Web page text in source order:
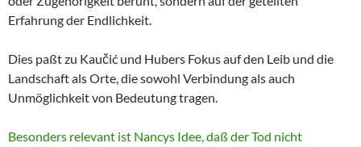
Erfahrung der Endlichkeit.
Dies paßt zu Kaučić und Hubers Fokus auf den Leib und die
Landschaft als Orte, die sowohl Verbindung als auch
Unmöglichkeit von Bedeutung tragen.
Besonders relevant ist Nancys Idee, daß der Tod nicht